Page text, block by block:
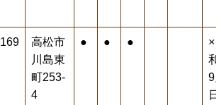
169
高松市
川島東
町253-
4
● ● ●
×
9